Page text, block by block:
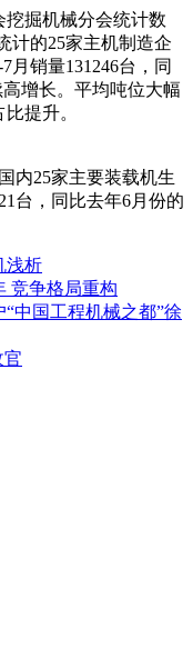
掘机械分会统计数
计的25家主机制造企
月销量131246台，同
增长。平均吨位大幅
提升。
内25家主要装载机生
台，同比去年6月份的
浅析
竞争格局重构
中国工程机械之都”徐
官